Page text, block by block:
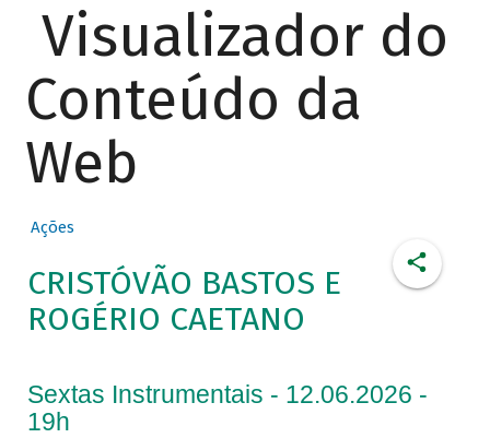
Visualizador do
Conteúdo da
Web
Ações
CRISTÓVÃO BASTOS E
ROGÉRIO CAETANO
Sextas Instrumentais - 12.06.2026 -
19h